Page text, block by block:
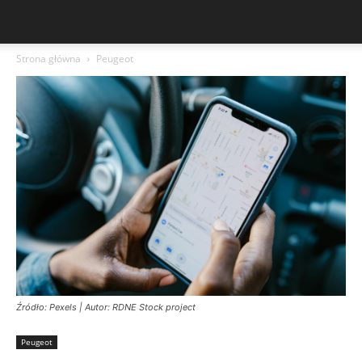
Strona główna Peugeot
Źródło: Pexels | Autor: RDNE Stock project
Peugeot